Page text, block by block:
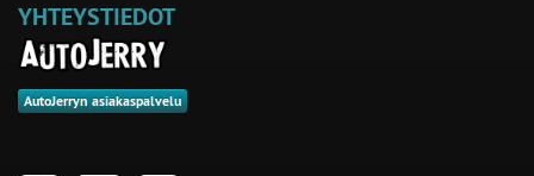
YHTEYSTIEDOT
AutoJerryn asiakaspalvelu